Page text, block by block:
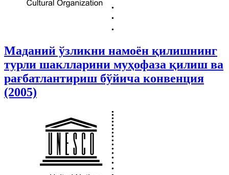
Маданий ўзликни намоён қилишнинг
турли шаклларини муҳофаза қилиш ва
рағбатлантириш бўйича конвенция
(2005)